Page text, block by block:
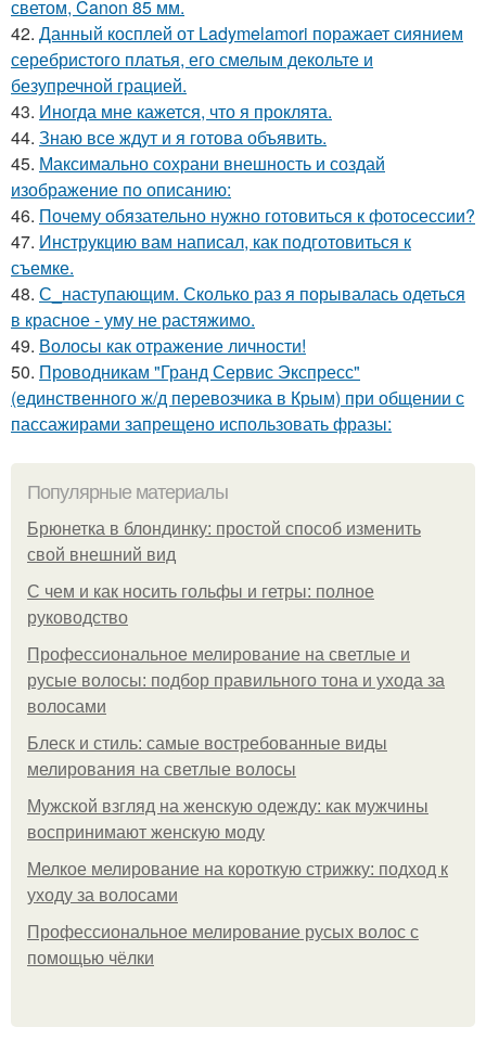
светом, Canon 85 мм.
42. Данный косплей от Ladymelamori поражает сиянием
серебристого платья, его смелым декольте и
безупречной грацией.
43. Иногда мне кажется, что я проклята.
44. Знаю все ждут и я готова объявить.
45. Максимально сохрани внешность и создай
изображение по описанию:
46. Почему обязательно нужно готовиться к фотосессии?
47. Инструкцию вам написал, как подготовиться к
съемке.
48. С_наступающим. Сколько раз я порывалась одеться
в красное - уму не растяжимо.
49. Волосы как отражение личности!
50. Проводникам "Гранд Сервис Экспресс"
(единственного ж/д перевозчика в Крым) при общении с
пассажирами запрещено использовать фразы:
Популярные материалы
Брюнетка в блондинку: простой способ изменить
свой внешний вид
С чем и как носить гольфы и гетры: полное
руководство
Профессиональное мелирование на светлые и
русые волосы: подбор правильного тона и ухода за
волосами
Блеск и стиль: самые востребованные виды
мелирования на светлые волосы
Мужской взгляд на женскую одежду: как мужчины
воспринимают женскую моду
Мелкое мелирование на короткую стрижку: подход к
уходу за волосами
Профессиональное мелирование русых волос с
помощью чёлки